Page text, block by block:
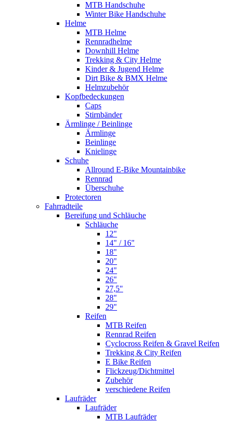
MTB Handschuhe
Winter Bike Handschuhe
Helme
MTB Helme
Rennradhelme
Downhill Helme
Trekking & City Helme
Kinder & Jugend Helme
Dirt Bike & BMX Helme
Helmzubehör
Kopfbedeckungen
Caps
Stirnbänder
Ärmlinge / Beinlinge
Ärmlinge
Beinlinge
Knielinge
Schuhe
Allround E-Bike Mountainbike
Rennrad
Überschuhe
Protectoren
Fahrradteile
Bereifung und Schläuche
Schläuche
12"
14" / 16"
18"
20"
24"
26"
27,5"
28"
29"
Reifen
MTB Reifen
Rennrad Reifen
Cyclocross Reifen & Gravel Reifen
Trekking & City Reifen
E Bike Reifen
Flickzeug/Dichtmittel
Zubehör
verschiedene Reifen
Laufräder
Laufräder
MTB Laufräder